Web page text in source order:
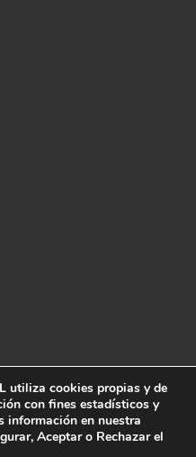
utiliza cookies propias y de
con fines estadísticos y
información en nuestra
Aceptar o Rechazar el